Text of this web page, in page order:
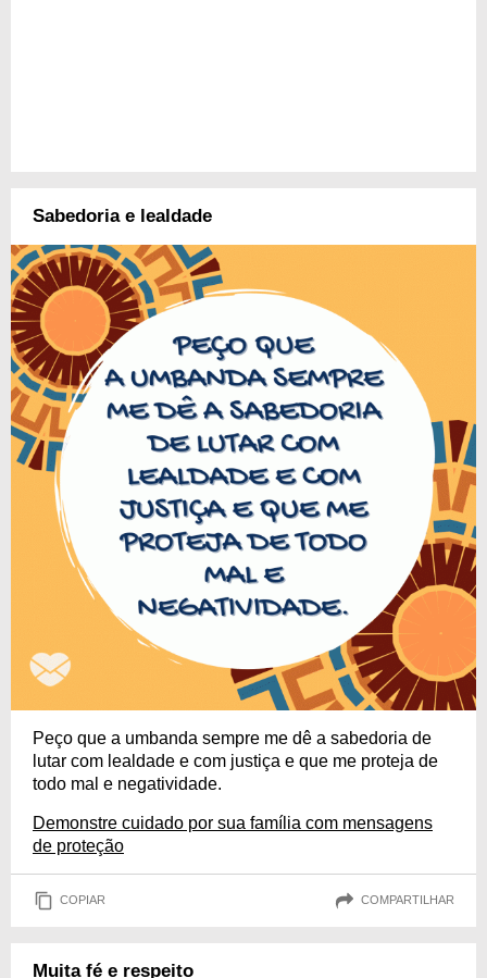
Sabedoria e lealdade
Peço que a umbanda sempre me dê a sabedoria de
lutar com lealdade e com justiça e que me proteja de
todo mal e negatividade.
Demonstre cuidado por sua família com mensagens
de proteção
COPIAR COMPARTILHAR
Muita fé e respeito